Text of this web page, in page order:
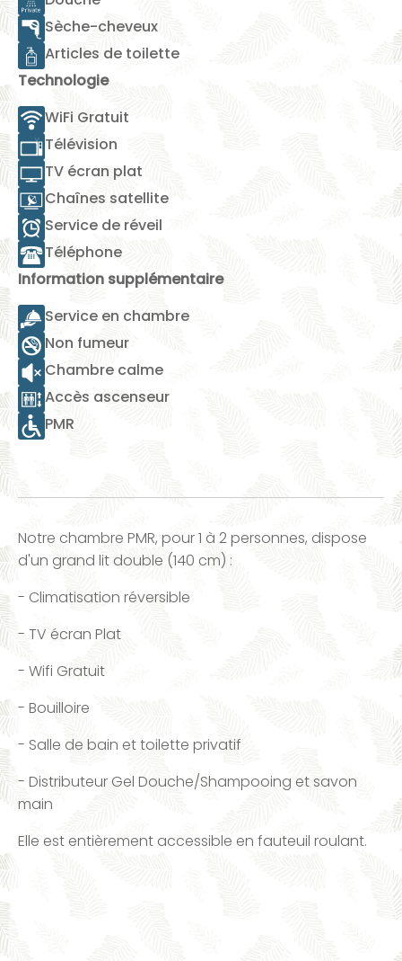
Sèche-cheveux
Articles de toilette
Technologie
WiFi Gratuit
Télévision
TV écran plat
Chaînes satellite
Service de réveil
Téléphone
Information supplémentaire
Service en chambre
Non fumeur
Chambre calme
Accès ascenseur
PMR
Notre chambre PMR, pour 1 à 2 personnes, dispose
d'un grand lit double (140 cm) :
- Climatisation réversible
- TV écran Plat
- Wifi Gratuit
- Bouilloire
- Salle de bain et toilette privatif
- Distributeur Gel Douche/Shampooing et savon
main
Elle est entièrement accessible en fauteuil roulant.